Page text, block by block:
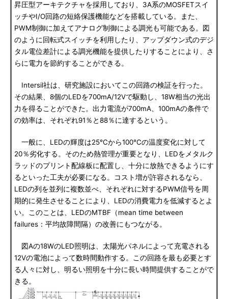
昇圧型アーキテクチャを採用しており、3A系のMOSFETスイ
ッチやI/O回路の短絡保護機能などを搭載している。また、
PWM制御に加えてアナログ制御による調光も可能である。図
のように回転式スイッチを利用したり、アップダウン式のデジ
タル電位差計による調光機能を提供したりすることにより、さ
らに電力を節約することができる。
Intersil社は、研究施設においてこの回路の検証を行った。
その結果、8個のLEDを700mA/12Vで駆動し、18W相当の光出
力を得ることができた。出力電流が700mA、100mAの条件で
の効率は、それぞれ91％と88％に達するという。
一般に、LEDの輝度は25℃から100℃の温度変化に対して
20％劣化する。そのため熱管理が重要となり、LEDをメタルク
ラッドのプリント配線板に配置し、十分に放熱できるようにす
るといった工夫が必要になる。コスト増が許容されるなら、
LEDの列を並列に複数並べ、それぞれに対するPWM信号を周
期的に発生させることにより、LEDの消費電力を低減するとよ
い。このことは、LEDのMTBF（mean time between
failures：平均故障間隔）の改善にもつながる。
図Aの18WのLED照明は、太陽光パネルによって充電される
12Vの電池によって数時間動作する。この回路を最も必要とす
る人々に対し、明るい照明を十分に長い時間提供することがで
きる。